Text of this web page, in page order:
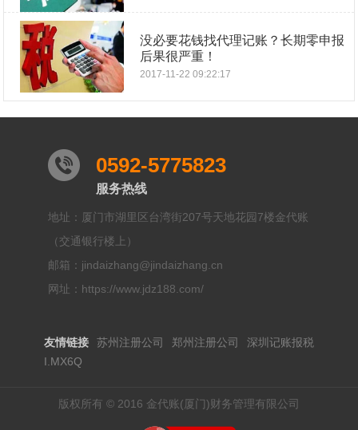
没必要花钱找代理记账？长期零申报
后果很严重！
2017-11-22 09:22:17
0592-5775823
服务热线
地址：厦门市湖里区台湾街207号天地花园7楼金代账
（交通银行楼上）
邮箱：jindaizhang@jindaizhang.cn
网址：https://www.jdz188.com/
友情链接 苏州注册公司 郑州注册公司
深圳记账报税
I.MX6Q
版权所有 © 2016 金代账(厦门)财务管理有限公司